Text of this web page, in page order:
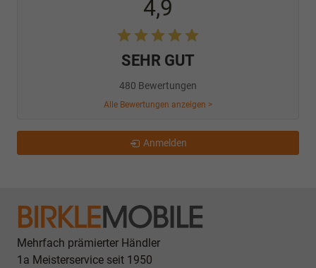
4,9
SEHR GUT
480 Bewertungen
Alle Bewertungen anzeigen >
Anmelden
Mehrfach prämierter Händler
1a Meisterservice seit 1950